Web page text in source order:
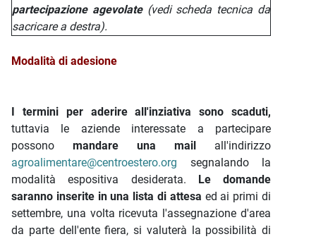
partecipazione agevolate(vedi scheda tecnica da
sacricare a destra).
Modalità di adesione
I termini per aderire all'inziativa sono scaduti,
tuttavia le aziende interessate a partecipare
possono mandare una mail all'indirizzo
agroalimentare@centroestero.org segnalando la
modalità espositiva desiderata. Le domande
saranno inserite in una lista di attesa ed ai primi di
settembre, una volta ricevuta l'assegnazione d'area
da parte dell'ente fiera, si valuterà la possibilità di